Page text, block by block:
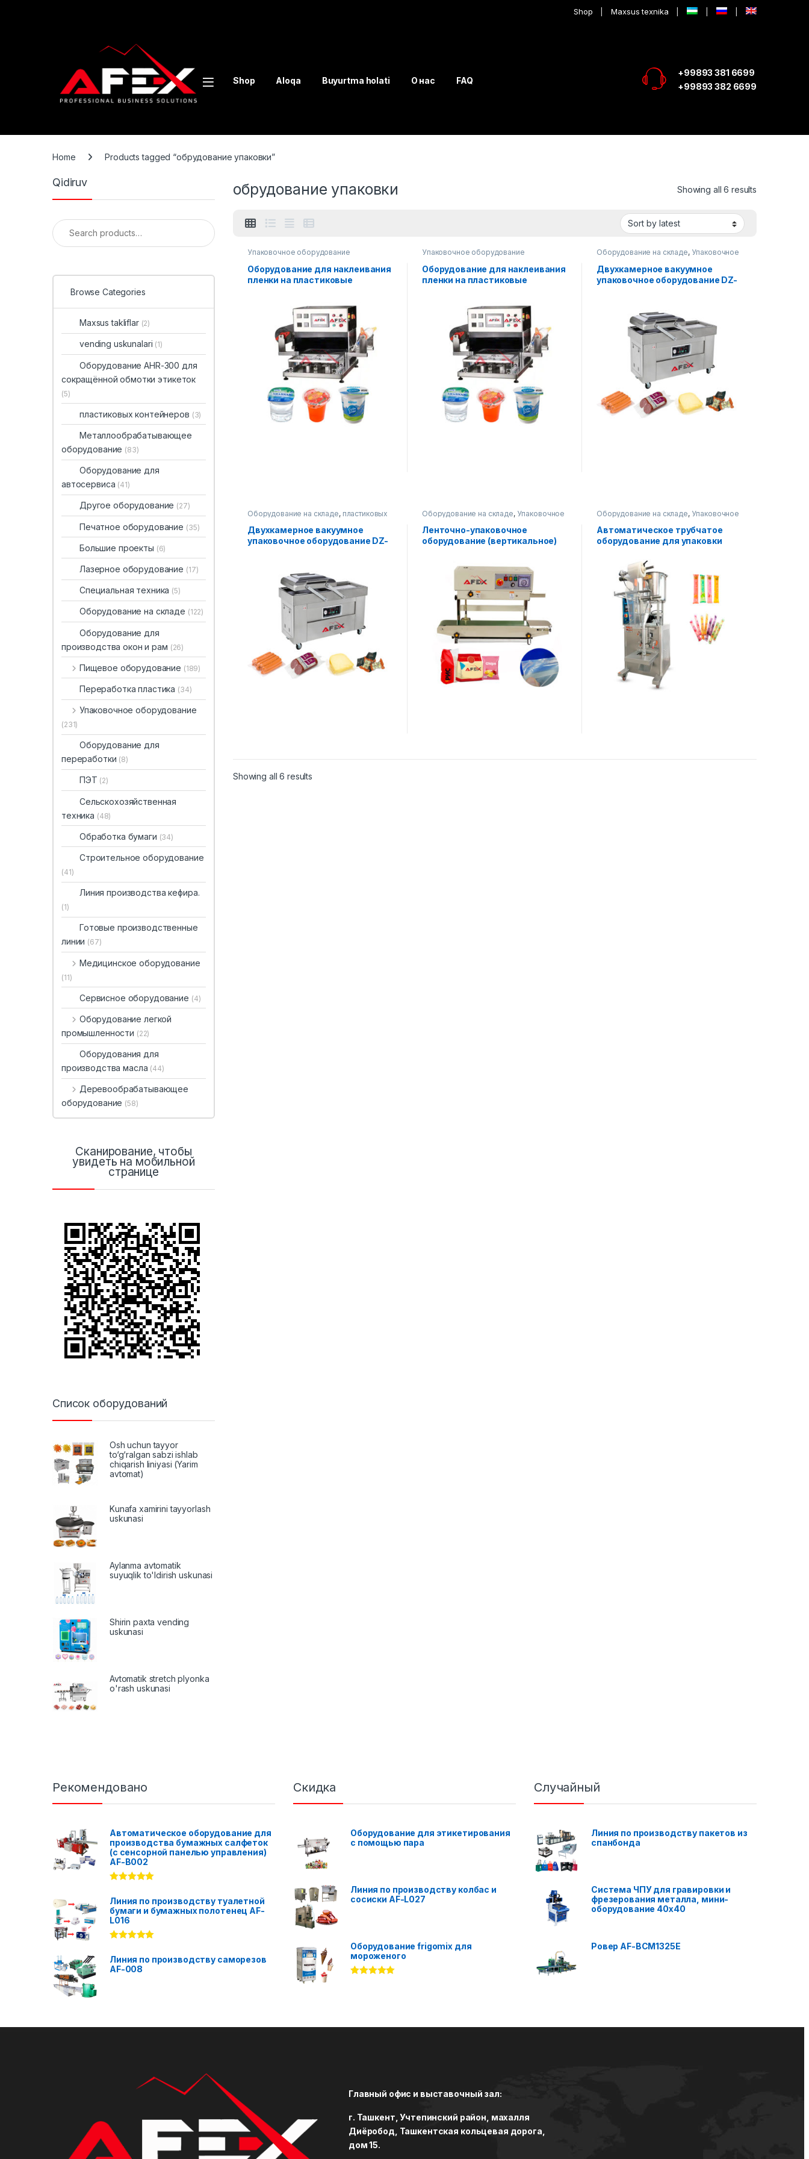
Shop Maxsus texnika
Shop Aloqa Buyurtma holati О нас FAQ
+99893 381 6699
+99893 382 6699
Home Products tagged “обрудование упаковки”
обрудование упаковки Showing all 6 results
Упаковочное оборудование
Оборудование для наклеивания
пленки на пластиковые
Упаковочное оборудование
Оборудование для наклеивания
пленки на пластиковые
Оборудование на складе, Упаковочное
оборудование
Двухкамерное вакуумное
упаковочное оборудование DZ-
Оборудование на складе, пластиковых
оборудование
Двухкамерное вакуумное
упаковочное оборудование DZ-
Оборудование на складе, Упаковочное
Ленточно-упаковочное
оборудование (вертикальное)
Оборудование на складе, Упаковочное
Автоматическое трубчатое
оборудование для упаковки
продуктов
Showing all 6 results
Qidiruv
Search for:
Browse Categories
Maxsus takliflar (2)
vending uskunalari (1)
Оборудование AHR-300 для
сокращённой обмотки этикеток
(5)
пластиковых контейнеров (3)
Металлообрабатывающее
оборудование (83)
Оборудование для
автосервиса (41)
Другое оборудование (27)
Печатное оборудование (35)
Большие проекты (6)
Лазерное оборудование (17)
Специальная техника (5)
Оборудование на складе (122)
Оборудование для
производства окон и рам (26)
Пищевое оборудование (189)
Переработка пластика (34)
Упаковочное оборудование
(231)
Оборудование для
переработки (8)
ПЭТ (2)
Сельскохозяйственная
техника (48)
Обработка бумаги (34)
Строительное оборудование
(41)
Линия производства кефира.
(1)
Готовые производственные
линии (67)
Медицинское оборудование
(11)
Сервисное оборудование (4)
Оборудование легкой
промышленности (22)
Оборудования для
производства масла (44)
Деревообрабатывающее
оборудование (58)
Сканирование, чтобы
увидеть на мобильной
странице
Список оборудований
Osh uchun tayyor
to‘g‘ralgan sabzi ishlab
chiqarish liniyasi (Yarim
avtomat)
Kunafa xamirini tayyorlash
uskunasi
Aylanma avtomatik
suyuqlik to'ldirish uskunasi
Shirin paxta vending
uskunasi
Avtomatik stretch plyonka
o'rash uskunasi
Рекомендовано
Автоматическое оборудование для
производства бумажных салфеток
(с сенсорной панелью управления)
AF-B002
out of 5
Линия по производству туалетной
бумаги и бумажных полотенец AF-
L016
out of 5
Линия по производству саморезов
AF-008
Скидка
Оборудование для этикетирования
с помощью пара
Линия по производству колбас и
сосиски AF-L027
Оборудование frigomix для
мороженого
Случайный
Линия по производству пакетов из
спанбонда
Система ЧПУ для гравировки и
фрезерования металла, мини-
оборудование 40x40
Ровер AF-BCM1325E
Главный офис и выставочный зал:
г. Ташкент, Учтепинский район, махалля
Диёробод, Ташкентская кольцевая дорога,
дом 15.